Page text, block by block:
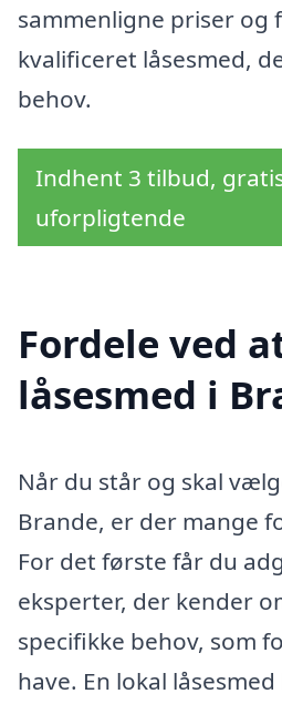
sammenligne priser og
kvalificeret låsesmed,
behov.
Indhent 3 tilbud,
uforpligtende
Fordele ved
låsesmed i
Når du står og skal
Brande, er der mange
For det første får du
eksperter, der kender
specifikke behov, som
have. En lokal